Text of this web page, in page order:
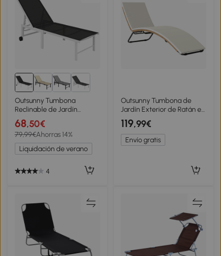
Outsunny Tumbona
Reclinable de Jardín
Exterior con Ruedas
Respaldo Ajustable en 5
Posiciones y Marco de
Acero 166x60x84 cm Gris
68,50€
79,99€Ahorras 14%
Liquidación de verano
4
Outsunny Tumbona de
Jardín Exterior de Ratán en
Forma de S con Cojín
Asiento Transpirable y
Estructura de Acero para
Patio Crema
119,99€
Envío gratis